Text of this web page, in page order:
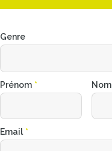
Genre
Prénom * Nom
Email *